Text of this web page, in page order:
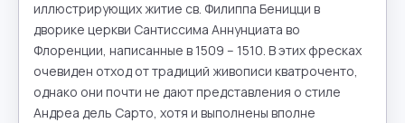
иллюстрирующих житие св. Филиппа Беницци в
дворике церкви Сантиссима Аннунциата во
Флоренции, написанные в 1509 – 1510. В этих фресках
очевиден отход от традиций живописи кватроченто,
однако они почти не дают представления о стиле
Андреа дель Сарто, хотя и выполнены вполне